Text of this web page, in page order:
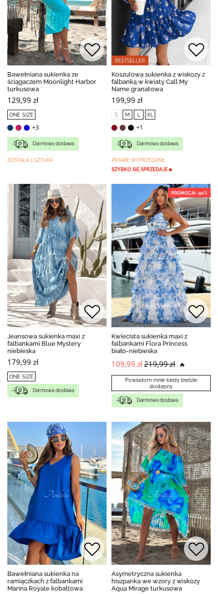
Bawełniana sukienka ze
ściągaczem Moonlight Harbor
turkusowa
129,99 zł
ONE SIZE
+3
Darmowa dostawa
ZOSTAŁA 1 SZTUKA
BESTSELLER
Koszulowa sukienka z wiskozy z
falbanką w kwiaty Call My
Name granatowa
199,99 zł
S M L XL
+1
Darmowa dostawa
PRAWIE WYPRZEDANE
SZYBKO SIĘ SPRZEDAJE🔥
Jeansowa sukienka maxi z
falbankami Blue Mystery
niebieska
179,99 zł
ONE SIZE
Darmowa dostawa
PROMOCJA -50%
Kwiecista sukienka maxi z
falbankami Flora Princess
biało-niebieska
109,99 zł219,99 zł 🔥
Powiadom mnie kiedy będzie
dostępny
Darmowa dostawa
Bawełniana sukienka na
ramiączkach z falbankami
Marina Royale kobaltowa
Asymetryczna sukienka
hiszpanka we wzory z wiskozy
Aqua Mirage turkusowa